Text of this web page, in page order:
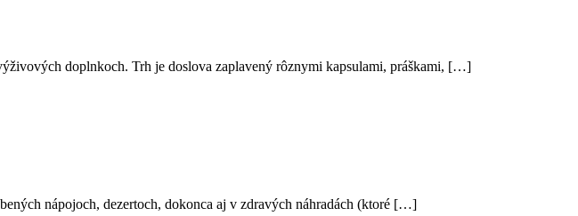
doplnkoch. Trh je doslova zaplavený rôznymi kapsulami, práškami, […]
nápojoch, dezertoch, dokonca aj v zdravých náhradách (ktoré […]